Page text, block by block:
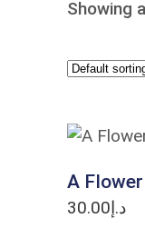
Showing
د.إ30.00